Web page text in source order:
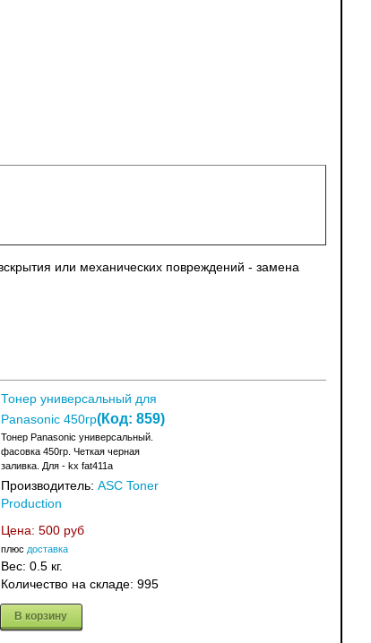
или механических повреждений - замена
Тонер универсальный для
Panasonic 450гр(Код: 859)
Тонер Panasonic универсальный.
фасовка 450гр. Четкая черная
заливка. Для - kx fat411a
Производитель: ASC Toner
Production
Цена: 500 руб
плюс доставка
Вес: 0.5 кг.
Количество на складе: 995
В корзину